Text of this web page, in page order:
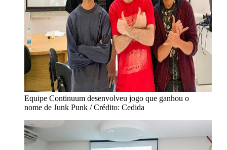
Equipe Continuum desenvolveu jogo que ganhou o
nome de Junk Punk / Crédito: Cedida